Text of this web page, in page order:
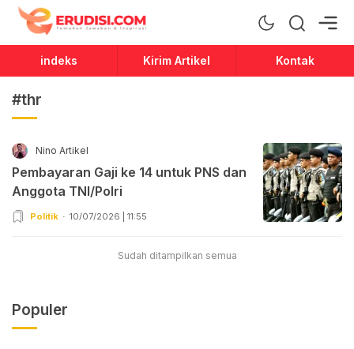
Erudisi
Temukan Jawaban dan Inspirasi
indeks Kirim Artikel Kontak
#thr
Nino Artikel
Pembayaran Gaji ke 14 untuk PNS dan
Anggota TNI/Polri
Politik 10/07/2026 | 11:55
Sudah ditampilkan semua
Populer